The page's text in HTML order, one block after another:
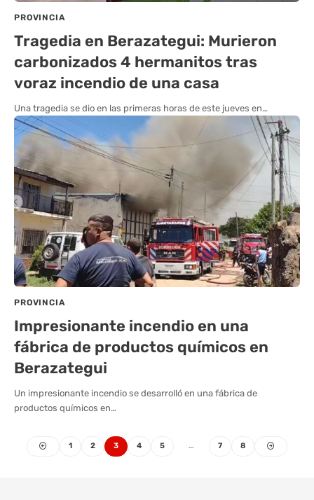
PROVINCIA
Tragedia en Berazategui: Murieron
carbonizados 4 hermanitos tras
voraz incendio de una casa
Una tragedia se dio en las primeras horas de este jueves en…
PROVINCIA
Impresionante incendio en una
fábrica de productos químicos en
Berazategui
Un impresionante incendio se desarrolló en una fábrica de
productos químicos en…
1 2 3 4 5 … 7 8